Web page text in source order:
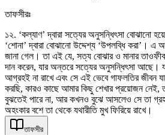
তাফসীরঃ
১২. ‘কল্যাণ’ দ্বারা সত্যের অনুসন্ধিৎসা বোঝানো
‘শোনা’ দ্বারা বোঝানো উদ্দেশ্য ‘উপলব্ধি করা’। এ
জানা গেল। তা এই যে, সত্য বোঝার ও মানার
দান করেন, যার অন্তরে সত্যের অনুসন্ধিৎসা আছে।
আগ্রহই না রাখে এবং সে এই ভেবে গাফলতির জীবন
করছি, কারও কাছে আমার কিছু শেখার প্রয়োজন
বুঝতেই পারে না, আর কখনও বুঝে আসলেও সে তা
অহংকার বশে তা থেকে যথারীতি মুখ ফিরিয়ে রাখে।
তাফসীর